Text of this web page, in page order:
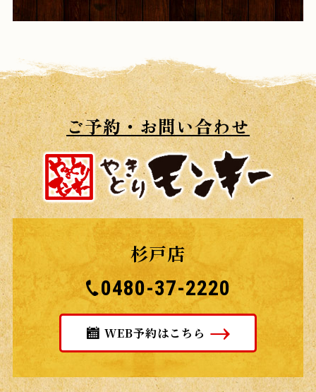
ご予約・お問い合わせ
杉戸店
0480-37-2220
WEB予約はこちら